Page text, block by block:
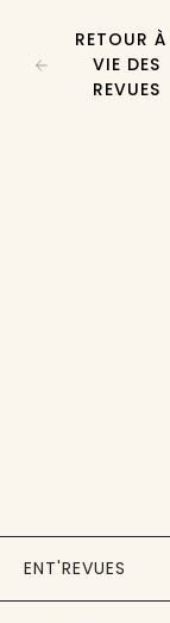
RETOUR
VIE DES
REVUES
ENT'REVUES